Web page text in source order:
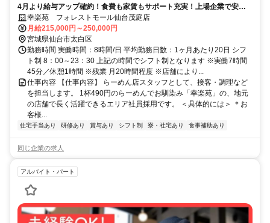
4月より給与アップ確約！食費も家賃もサポート充実！上場企業で安定
して働きませんか？
幸楽苑 フォレストモール仙台茂庭店
月給215,000円～250,000円
宮城県仙台市太白区
勤務時間 実働時間：8時間/日 平均勤務日数：1ヶ月あたり20日 シフ
ト制 8：00～23：30 上記の時間でシフト制となります ※実働7時間
45分／休憩1時間 ※残業 月20時間程度 ※店舗により...
仕事内容 【仕事内容】 らーめん店スタッフとして、接客・調理など
を担当します。 1杯490円のらーめんでお馴染み「幸楽苑」の、地元
の店舗で長く活躍できるエリア社員採用です。 ＜具体的には＞ ＊お
客様...
住宅手当あり 研修あり 賞与あり シフト制 寮・社宅あり 食事補助あり
同じ企業の求人
アルバイト・パート